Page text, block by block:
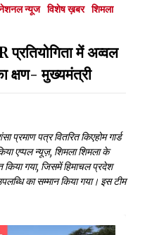
न्यूज विशेष ख़बर शिमला
प्रतियोगिता में अव्वल
क्षण- मुख्यमंत्री
प्रमाण पत्र वितरित किएहोम गार्ड
एप्पल न्यूज़, शिमला शिमला के
गया, जिसमें हिमाचल प्रदेश
का सम्मान किया गया। इस टीम